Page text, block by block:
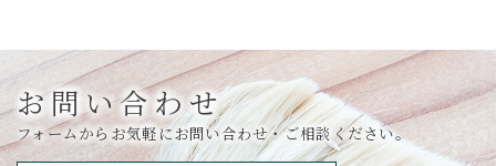
お問い合わせ
フォームからお気軽にお問い合わせ・ご相談ください。